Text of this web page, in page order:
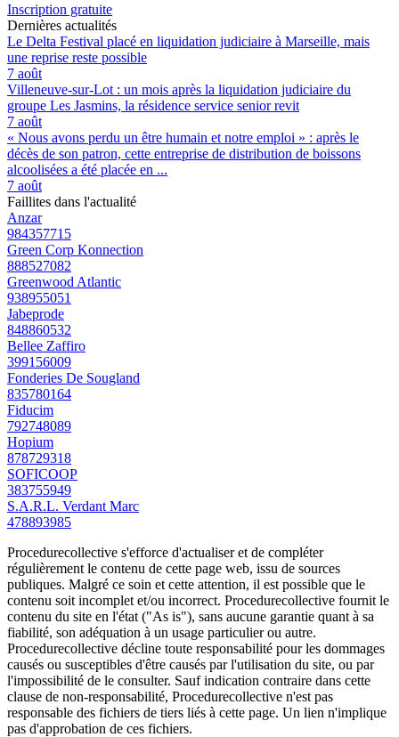
Inscription gratuite
Dernières actualités
Le Delta Festival placé en liquidation judiciaire à Marseille, mais
une reprise reste possible
7 août
Villeneuve-sur-Lot : un mois après la liquidation judiciaire du
groupe Les Jasmins, la résidence service senior revit
7 août
« Nous avons perdu un être humain et notre emploi » : après le
décès de son patron, cette entreprise de distribution de boissons
alcoolisées a été placée en ...
7 août
Faillites dans l'actualité
Anzar
984357715
Green Corp Konnection
888527082
Greenwood Atlantic
938955051
Jabeprode
848860532
Bellee Zaffiro
399156009
Fonderies De Sougland
835780164
Fiducim
792748089
Hopium
878729318
SOFICOOP
383755949
S.A.R.L. Verdant Marc
478893985
Procedurecollective s'efforce d'actualiser et de compléter
régulièrement le contenu de cette page web, issu de sources
publiques. Malgré ce soin et cette attention, il est possible que le
contenu soit incomplet et/ou incorrect. Procedurecollective fournit le
contenu du site en l'état ("As is"), sans aucune garantie quant à sa
fiabilité, son adéquation à un usage particulier ou autre.
Procedurecollective décline toute responsabilité pour les dommages
causés ou susceptibles d'être causés par l'utilisation du site, ou par
l'impossibilité de le consulter. Sauf indication contraire dans cette
clause de non-responsabilité, Procedurecollective n'est pas
responsable des fichiers de tiers liés à cette page. Un lien n'implique
pas d'approbation de ces fichiers.